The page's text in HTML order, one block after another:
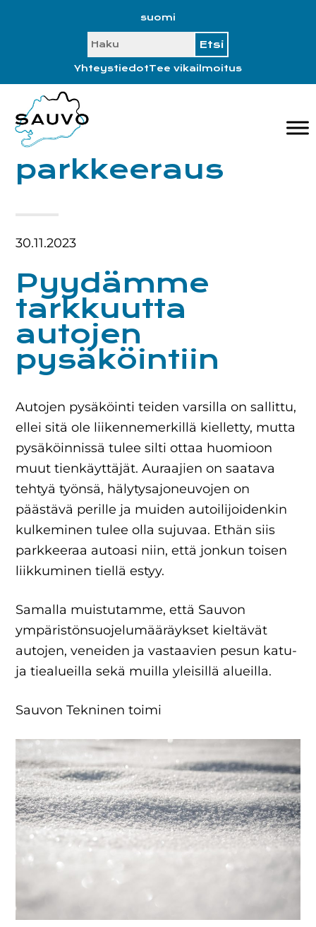
alatunnisteeseen
suomi
SEARCH
YhteystiedotTee vikailmoitus
parkkeeraus
30.11.2023
Pyydämme
tarkkuutta
autojen
pysäköintiin
Autojen pysäköinti teiden varsilla on sallittu,
ellei sitä ole liikennemerkillä kielletty, mutta
pysäköinnissä tulee silti ottaa huomioon
muut tienkäyttäjät. Auraajien on saatava
tehtyä työnsä, hälytysajoneuvojen on
päästävä perille ja muiden autoilijoidenkin
kulkeminen tulee olla sujuvaa. Ethän siis
parkkeeraa autoasi niin, että jonkun toisen
liikkuminen tiellä estyy.
Samalla muistutamme, että Sauvon
ympäristönsuojelumääräykset kieltävät
autojen, veneiden ja vastaavien pesun katu-
ja tiealueilla sekä muilla yleisillä alueilla.
Sauvon Tekninen toimi